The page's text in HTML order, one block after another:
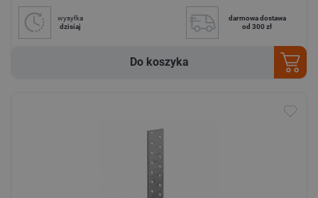
wysyłka
dzisiaj
darmowa dostawa
od 300 zł
Do koszyka